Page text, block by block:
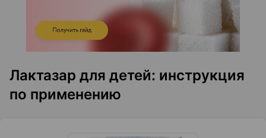
Лактазар для детей: инструкция
по применению